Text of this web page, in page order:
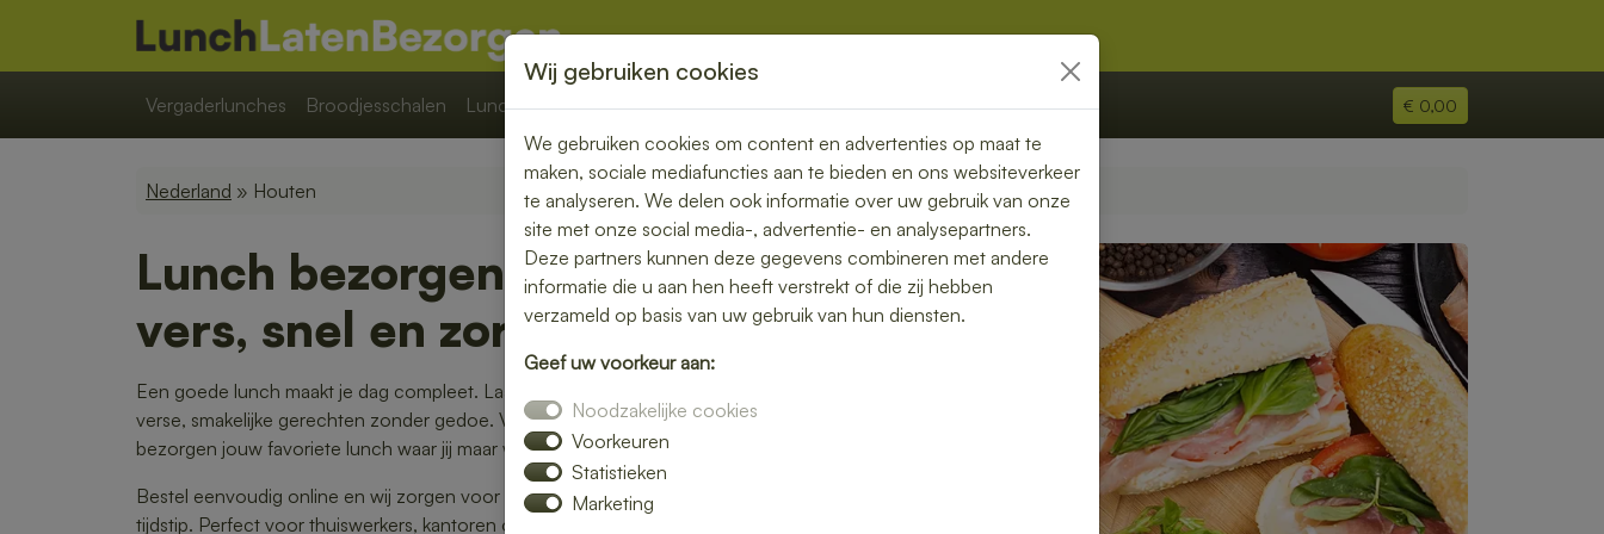
Vergaderlunches Broodjesschalen Lunchpakketten Overige € 0,00
Nederland » Houten
Lunch bezorgen in Houten –
vers, snel en zorgeloos genieten
Een goede lunch maakt je dag compleet. Laat je lunch bezorgen in Houten en geniet van
verse, smakelijke gerechten zonder gedoe. Van luxe broodjes tot gezonde bowls – wij
bezorgen jouw favoriete lunch waar jij maar wilt.
Bestel eenvoudig online en wij zorgen voor een snelle bezorging op het door jou gekozen
tijdstip. Perfect voor thuiswerkers, kantoren of gewoon een ontspannen lunchmoment.
Wij gebruiken cookies
We gebruiken cookies om content en advertenties op maat te
maken, sociale mediafuncties aan te bieden en ons websiteverkeer
te analyseren. We delen ook informatie over uw gebruik van onze
site met onze social media-, advertentie- en analysepartners.
Deze partners kunnen deze gegevens combineren met andere
informatie die u aan hen heeft verstrekt of die zij hebben
verzameld op basis van uw gebruik van hun diensten.
Geef uw voorkeur aan:
Noodzakelijke cookies
Voorkeuren
Statistieken
Marketing